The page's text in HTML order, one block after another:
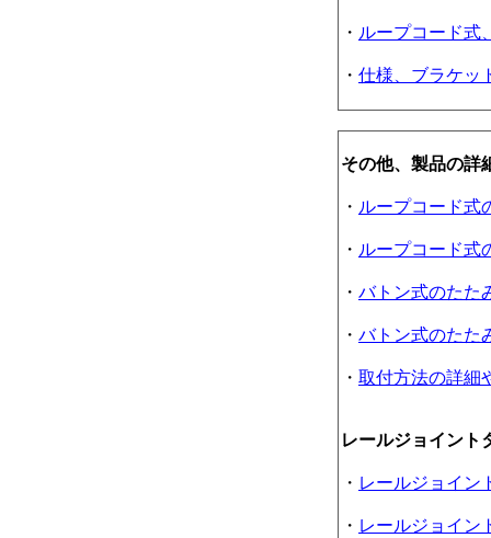
・ ループコード式
・ 仕様、ブラケッ
その他、製品の詳
・ ループコード式
・ ループコード式
・ バトン式のたた
・ バトン式のたた
・ 取付方法の詳細
レールジョイント
・ レールジョイン
・ レールジョイン